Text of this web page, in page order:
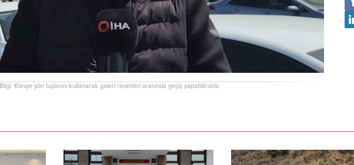
Bilgi: Klavye yön tuşlarını kullanarak galeri resimleri arasında geçiş yapabilirsiniz.